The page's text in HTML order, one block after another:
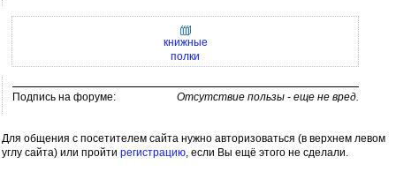
книжные
полки
Подпись на форуме: Отсутствие пользы - еще не вред.
Для общения с посетителем сайта нужно авторизоваться (в верхнем левом
углу сайта) или пройти регистрацию, если Вы ещё этого не сделали.